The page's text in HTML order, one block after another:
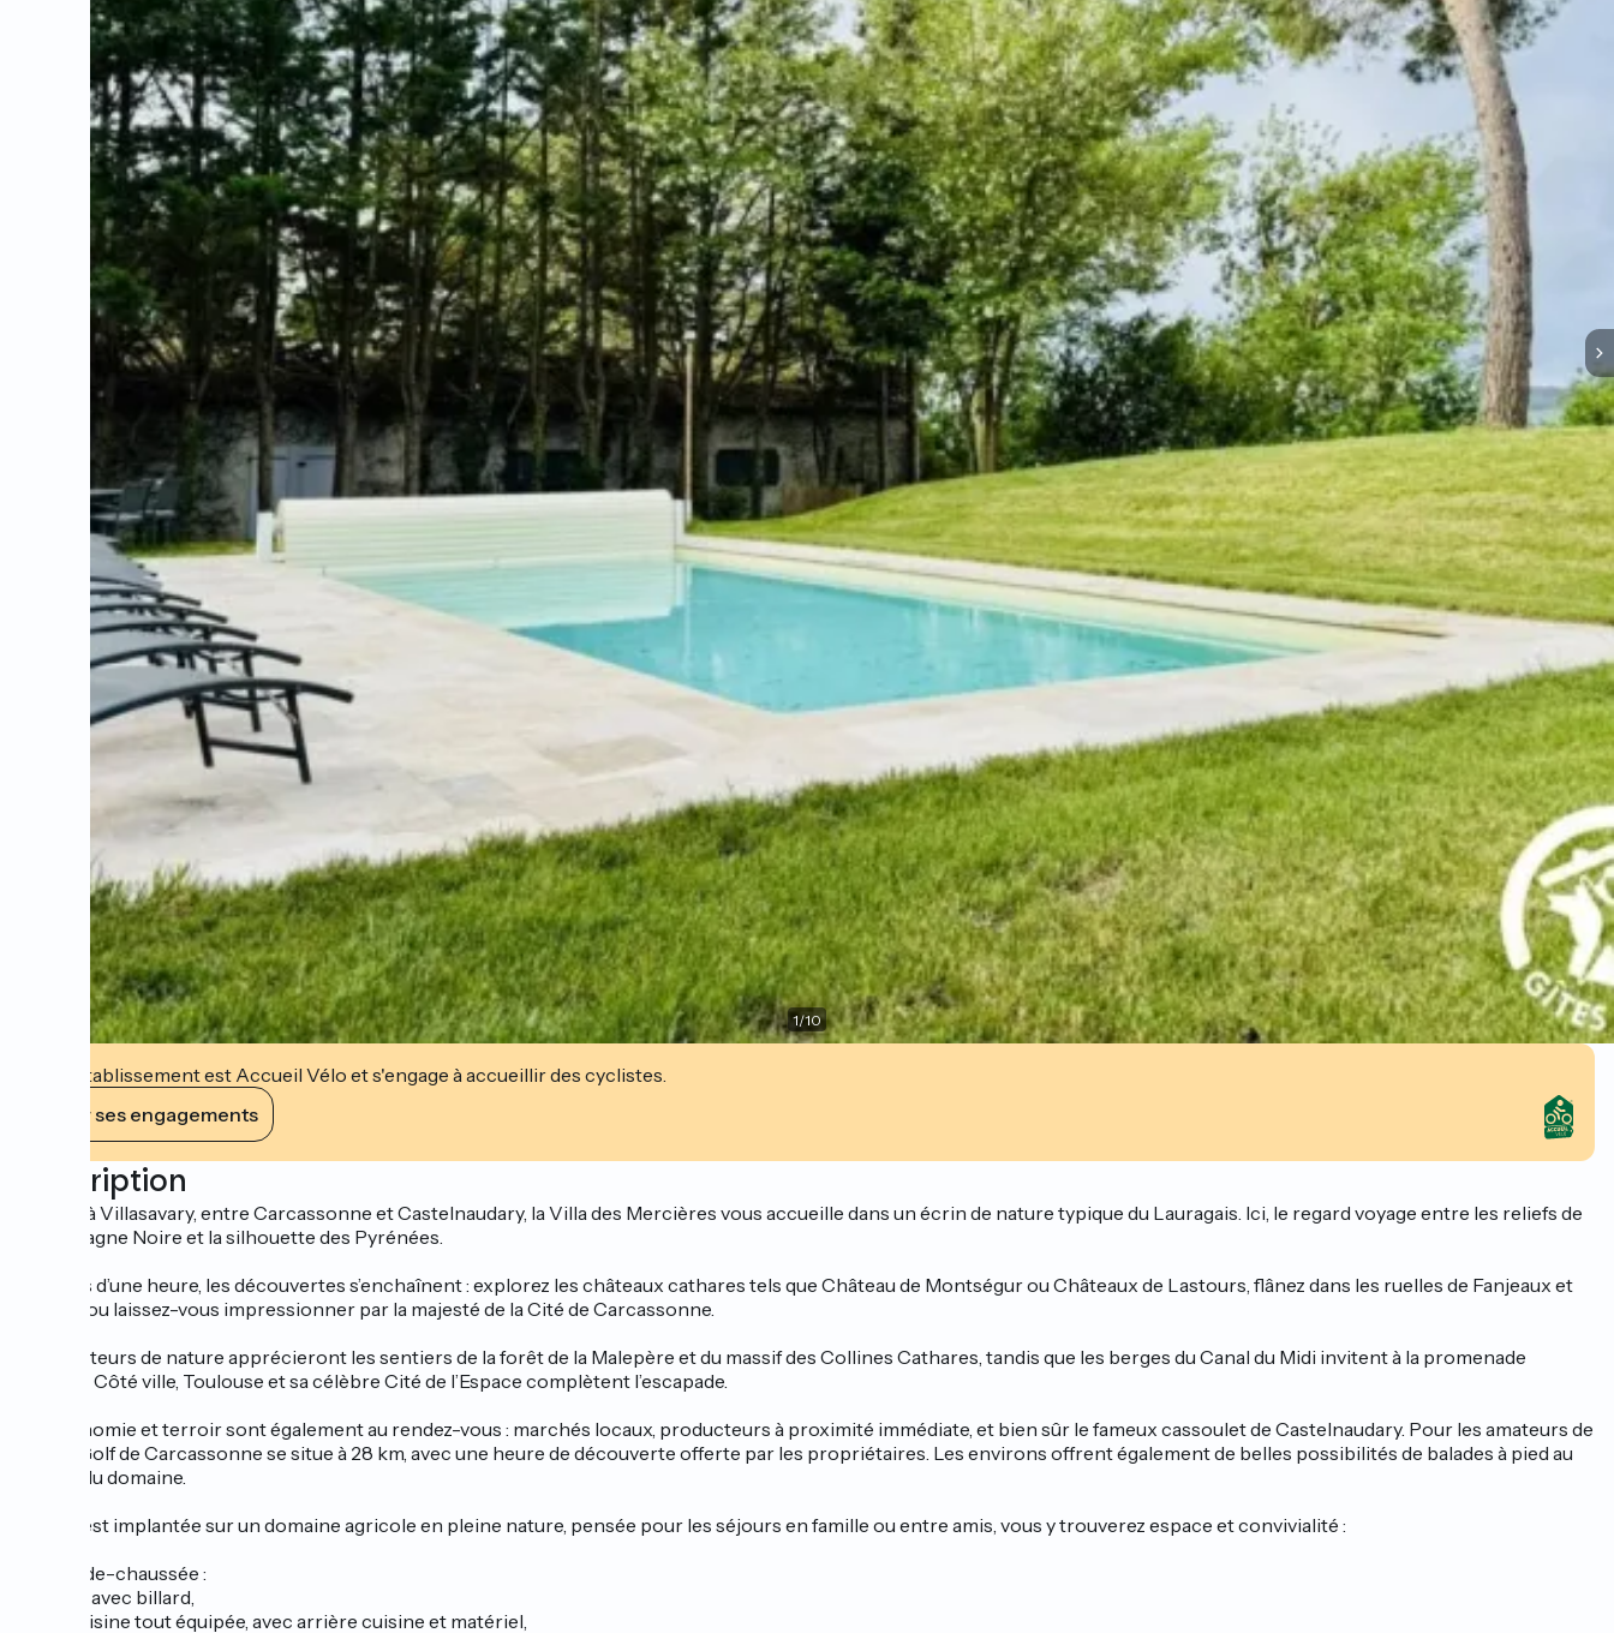
1/10
Cet établissement est Accueil Vélo et s'engage à accueillir des cyclistes.
Voir ses engagements
Description
Nichée à Villasavary, entre Carcassonne et Castelnaudary, la Villa des Mercières vous accueille dans un écrin de nature typique du Lauragais. Ici, le regard voyage entre les reliefs de
la Montagne Noire et la silhouette des Pyrénées.
À moins d’une heure, les découvertes s’enchaînent : explorez les châteaux cathares tels que Château de Montségur ou Châteaux de Lastours, flânez dans les ruelles de Fanjeaux et
Laurac, ou laissez-vous impressionner par la majesté de la Cité de Carcassonne.
Les amateurs de nature apprécieront les sentiers de la forêt de la Malepère et du massif des Collines Cathares, tandis que les berges du Canal du Midi invitent à la promenade
paisible. Côté ville, Toulouse et sa célèbre Cité de l’Espace complètent l’escapade.
Gastronomie et terroir sont également au rendez-vous : marchés locaux, producteurs à proximité immédiate, et bien sûr le fameux cassoulet de Castelnaudary. Pour les amateurs de
golf, le Golf de Carcassonne se situe à 28 km, avec une heure de découverte offerte par les propriétaires. Les environs offrent également de belles possibilités de balades à pied au
départ du domaine.
La villa est implantée sur un domaine agricole en pleine nature, pensée pour les séjours en famille ou entre amis, vous y trouverez espace et convivialité :
Au rez-de-chaussée :
_Un hall avec billard,
_Une cuisine tout équipée, avec arrière cuisine et matériel,